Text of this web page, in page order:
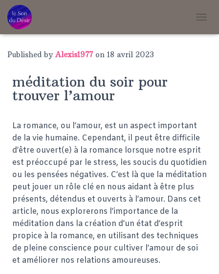
O
N
Published by Alexis1977on 18 avril 2023
méditation du soir pour
trouver l’amour
La romance, ou l’amour, est un aspect important
de la vie humaine. Cependant, il peut être difficile
d’être ouvert(e) à la romance lorsque notre esprit
est préoccupé par le stress, les soucis du quotidien
ou les pensées négatives. C’est là que la méditation
peut jouer un rôle clé en nous aidant à être plus
présents, détendus et ouverts à l’amour. Dans cet
article, nous explorerons l’importance de la
méditation dans la création d’un état d’esprit
propice à la romance, en utilisant des techniques
de pleine conscience pour cultiver l’amour de soi
et améliorer nos relations amoureuses.